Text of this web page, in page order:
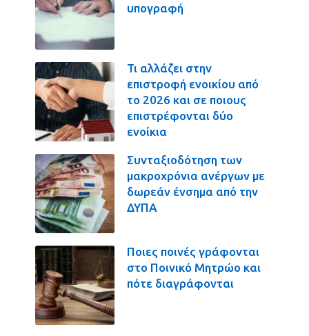
υπογραφή
Τι αλλάζει στην
επιστροφή ενοικίου από
το 2026 και σε ποιους
επιστρέφονται δύο
ενοίκια
Συνταξιοδότηση των
μακροχρόνια ανέργων με
δωρεάν ένσημα από την
ΔΥΠΑ
Ποιες ποινές γράφονται
στο Ποινικό Μητρώο και
πότε διαγράφονται